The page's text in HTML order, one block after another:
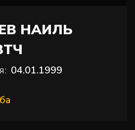
НАИЛЬ
04.01.1999